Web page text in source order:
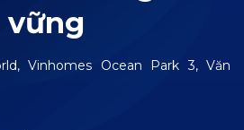
vững
Vinhomes Ocean Park 3, Văn